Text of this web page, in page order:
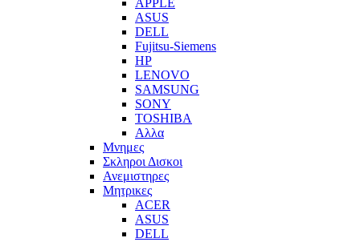
APPLE
ASUS
DELL
Fujitsu-Siemens
HP
LENOVO
SAMSUNG
SONY
TOSHIBA
Αλλα
Μνημες
Σκληροι Δισκοι
Ανεμιστηρες
Μητρικες
ACER
ASUS
DELL